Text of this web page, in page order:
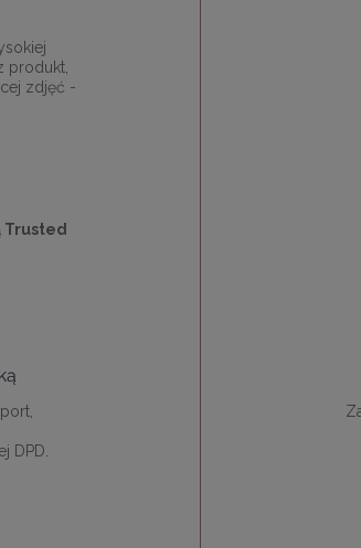
produkt,
zdjęć -
Trusted
DPD.